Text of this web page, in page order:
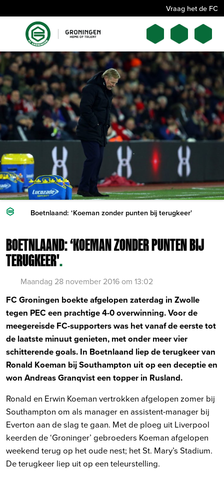
Vraag het de FC
Boetnlaand: ‘Koeman zonder punten bij terugkeer'
BOETNLAAND: ‘KOEMAN ZONDER PUNTEN BIJ
TERUGKEER'.
Maandag 28 november 2016 om 13:02
FC Groningen boekte afgelopen zaterdag in Zwolle
tegen PEC een prachtige 4-0 overwinning. Voor de
meegereisde FC-supporters was het vanaf de eerste tot
de laatste minuut genieten, met onder meer vier
schitterende goals. In Boetnlaand liep de terugkeer van
Ronald Koeman bij Southampton uit op een deceptie en
won Andreas Granqvist een topper in Rusland.
Ronald en Erwin Koeman vertrokken afgelopen zomer bij
Southampton om als manager en assistent-manager bij
Everton aan de slag te gaan. Met de ploeg uit Liverpool
keerden de ‘Groninger’ gebroeders Koeman afgelopen
weekend terug op het oude nest; het St. Mary’s Stadium.
De terugkeer liep uit op een teleurstelling.